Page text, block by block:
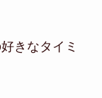
きなタイミ